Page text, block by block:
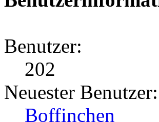
Benutzer:
202
Neuester Benutzer:
Boffinchen